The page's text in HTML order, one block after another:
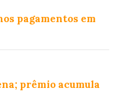
pagamentos em
prêmio acumula